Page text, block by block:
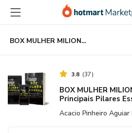
para
conteúdo
principal
para
pagamento
para
rodapé
BOX MULHER MILIONÁRIA - Os 5 Principais Pilares Essenciais Para o Sucesso
3.8 (37)
BOX MULHER
Principais Pilares
Acacio Pinheiro Aguiar